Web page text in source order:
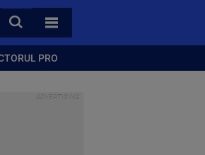
CAUTA
TOATE CATEGORIILE
PRO